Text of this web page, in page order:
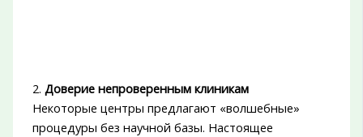
2. Доверие непроверенным клиникам
Некоторые центры предлагают «волшебные»
процедуры без научной базы. Настоящее